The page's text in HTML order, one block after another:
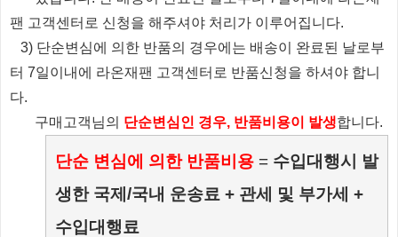
팬 고객센터로 신청을 해주셔야 처리가 이루어집니다.
3) 단순변심에 의한 반품의 경우에는 배송이 완료된 날로부
터 7일이내에 라온재팬 고객센터로 반품신청을 하셔야 합니
다.
​ 구매고객님의 단순변심인 경우, 반품비용이 발생합니다.
단순 변심에 의한 반품비용 = 수입대행시 발
생한 국제/국내 운송료 + 관세 및 부가세 +
수입대행료